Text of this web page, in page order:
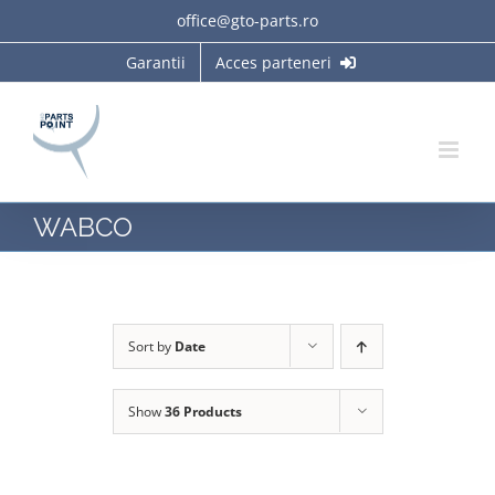
to
office@gto-parts.ro
Garantii
Acces parteneri
WABCO
Sort by Date
Show36 Products